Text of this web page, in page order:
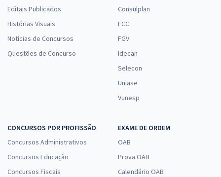
Editais Publicados
Histórias Visuais
Notícias de Concursos
Questões de Concurso
Consulplan
FCC
FGV
Idecan
Selecon
Uniase
Vunesp
CONCURSOS POR PROFISSÃO
Concursos Administrativos
Concursos Educação
Concursos Fiscais
EXAME DE ORDEM
OAB
Prova OAB
Calendário OAB